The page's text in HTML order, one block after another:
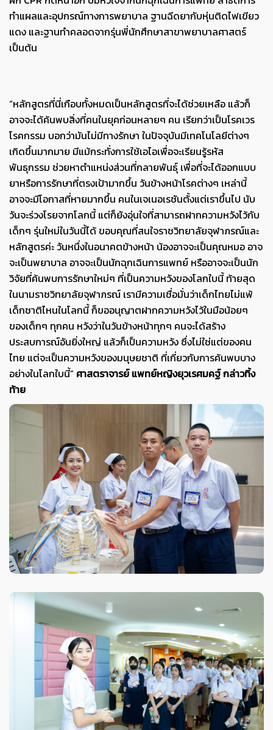
ทำแผลและอุปกรณ์ทางการพยาบาล ฐานฉีดยากับหุ่นติดไฟเขียว
แดง และฐานทำคลอดจากรุ่นพี่นักศึกษาสาขาพยาบาลศาสตร์
เป็นต้น
“หลักสูตรที่นี่เกือบทั้งหมดเป็นหลักสูตรที่จะได้ช่วยเหลือ แล้วก็
อาจจะได้ค้นพบสิ่งที่คนในยุคก่อนหลายๆ คน เรียกว่าเป็นโรคเวร
โรคกรรม บอกว่ามันไม่มีทางรักษา ในปัจจุบันมีเทคโนโลยีต่างๆ
เกิดขึ้นมากมาย มีแม้กระทั่งการใช้เอไอเพื่อจะเรียนรู้รหัส
พันธุกรรม ช่วยหาตำแหน่งส่วนที่กลายพันธุ์ เพื่อที่จะได้ออกแบบ
ยาหรือการรักษาที่ตรงเป้ามากขึ้น วันข้างหน้าโรคต่างๆ เหล่านี้
อาจจะมีโอกาสที่หายมากขึ้น คนในเจเนอเรชันตั้งแต่เราขึ้นไป นับ
วันจะร่วงโรยจากโลกนี้ แต่ก็ยังอุ่นใจที่สามารถฝากความหวังไว้กับ
เด็กๆ รุ่นใหม่ในวันนี้ได้ ขอบคุณที่สนใจราชวิทยาลัยจุฬาภรณ์และ
หลักสูตรค่ะ วันหนึ่งในอนาคตข้างหน้า น้องอาจจะเป็นคุณหมอ อาจ
จะเป็นพยาบาล อาจจะเป็นนักฉุกเฉินการแพทย์ หรืออาจจะเป็นนัก
วิจัยที่ค้นพบการรักษาใหม่ๆ ที่เป็นความหวังของโลกใบนี้ ท้ายสุด
ในนามราชวิทยาลัยจุฬาภรณ์ เรามีความเชื่อมั่นว่าเด็กไทยไม่แพ้
เด็กชาติไหนในโลกนี้ ก็ขออนุญาตฝากความหวังไว้ในมือน้อยๆ
ของเด็กๆ ทุกคน หวังว่าในวันข้างหน้าทุกๆ คนจะได้สร้าง
ประสบการณ์อันยิ่งใหญ่ แล้วก็เป็นความหวัง ซึ่งไม่ใช่แต่ของคน
ไทย แต่จะเป็นความหวังของมนุษยชาติ ที่เกี่ยวกับการค้นพบบาง
อย่างในโลกใบนี้” ศาสตราจารย์ แพทย์หญิงยุวเรศมคฐ์ กล่าวทิ้ง
ท้าย